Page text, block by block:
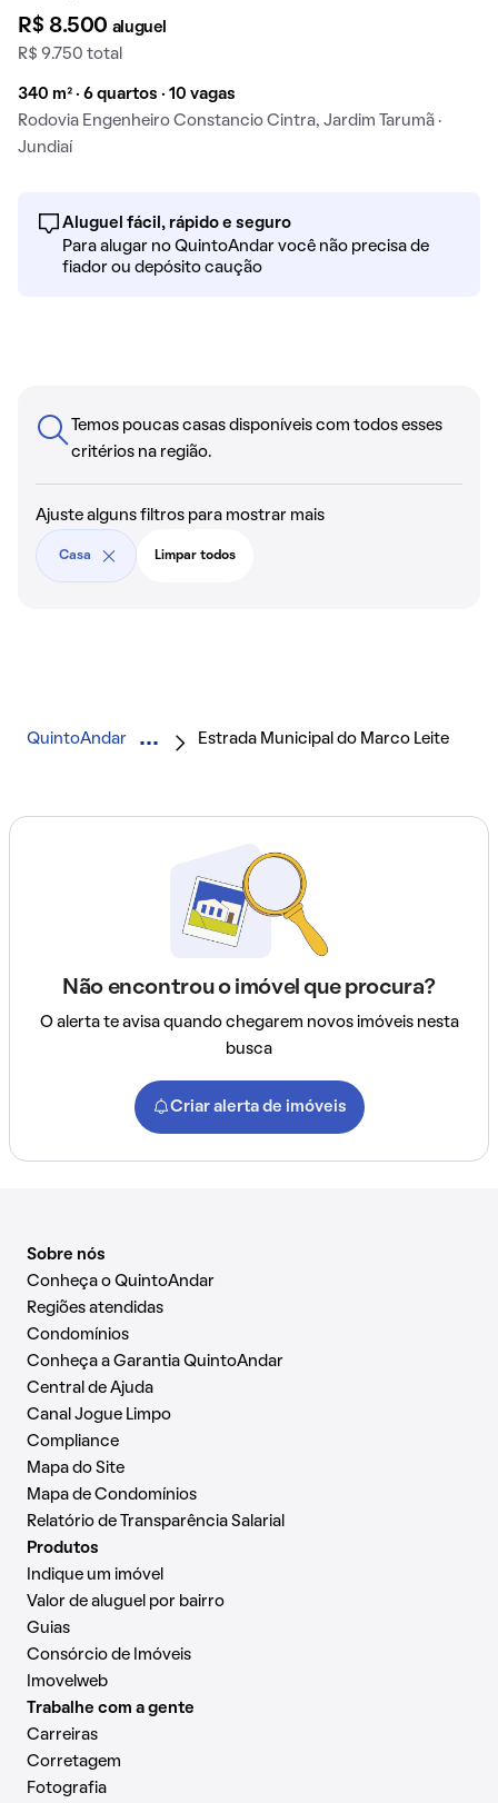
R$ 8.500 aluguel
R$ 9.750 total
340 m² · 6 quartos · 10 vagas
Rodovia Engenheiro Constancio Cintra, Jardim Tarumã ·
Jundiaí
Aluguel fácil, rápido e seguro
Para alugar no QuintoAndar você não precisa de
fiador ou depósito caução
Temos poucas casas disponíveis com todos esses
critérios na região.
Ajuste alguns filtros para mostrar mais
Casa Limpar todos
QuintoAndar Estrada Municipal do Marco Leite
Não encontrou o imóvel que procura?
O alerta te avisa quando chegarem novos imóveis nesta
busca
Criar alerta de imóveis
Sobre nós
Conheça o QuintoAndar
Regiões atendidas
Condomínios
Conheça a Garantia QuintoAndar
Central de Ajuda
Canal Jogue Limpo
Compliance
Mapa do Site
Mapa de Condomínios
Relatório de Transparência Salarial
Produtos
Indique um imóvel
Valor de aluguel por bairro
Guias
Consórcio de Imóveis
Imovelweb
Trabalhe com a gente
Carreiras
Corretagem
Fotografia